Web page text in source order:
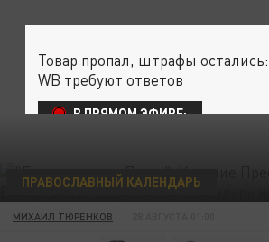
ПРАВОСЛАВНЫЙ КАЛЕНДАРЬ
МИХАИЛ ТЮРЕНКОВ
Товар пропал, штрафы
WB требуют ответов
В ПРЯМОМ ЭФИРЕ: